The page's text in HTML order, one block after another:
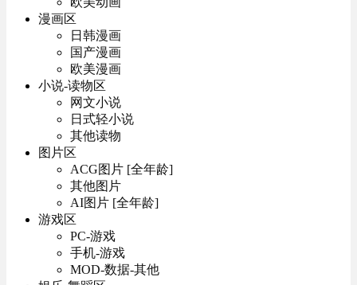
漫画区
日韩漫画
国产漫画
欧美漫画
小说-读物区
网文小说
日式轻小说
其他读物
图片区
ACG图片 [全年龄]
其他图片
AI图片 [全年龄]
游戏区
PC-游戏
手机-游戏
MOD-数据-其他